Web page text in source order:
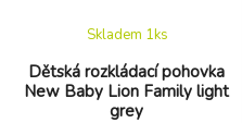
Dětská rozkládací pohovka
New Baby Lion Family light
grey
Skladem 1ks